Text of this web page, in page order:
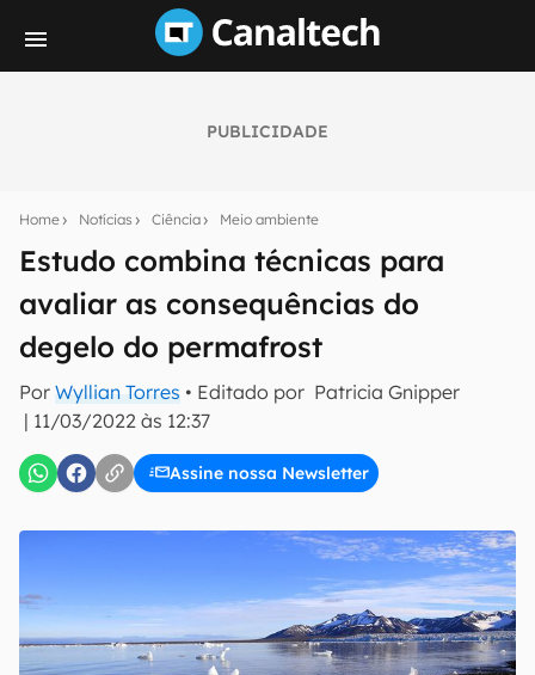
PUBLICIDADE
Home Notícias Ciência Meio ambiente
Estudo combina técnicas para
avaliar as consequências do
degelo do permafrost
Por Wyllian Torres • Editado por Patricia Gnipper
| 11/03/2022 às 12:37
Assine nossa Newsletter
notícias e reviews sobre tecnologia em primeira
mão.
E-mail
inscreva-se
Confirmo que li, aceito e concordo com os Termos de
Uso e Política de Privacidade do Canaltech.